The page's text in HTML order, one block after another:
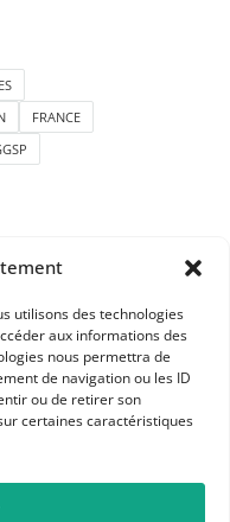
utilisons des technologies
aux informations des
nous permettra de
de navigation ou les ID
ou de retirer son
certaines caractéristiques
FRANCE
et géographie
Cedex 02